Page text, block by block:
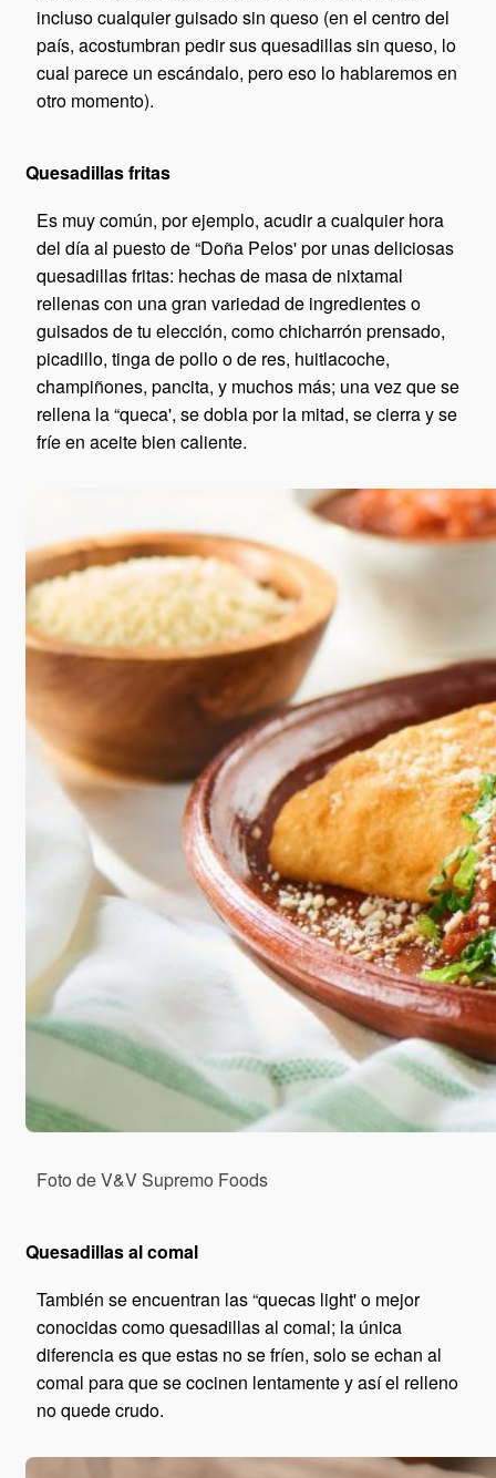
incluso cualquier guisado sin queso (en el centro del
país, acostumbran pedir sus quesadillas sin queso, lo
cual parece un escándalo, pero eso lo hablaremos en
otro momento).
Quesadillas fritas
Es muy común, por ejemplo, acudir a cualquier hora
del día al puesto de “Doña Pelos' por unas deliciosas
quesadillas fritas: hechas de masa de nixtamal
rellenas con una gran variedad de ingredientes o
guisados de tu elección, como chicharrón prensado,
picadillo, tinga de pollo o de res, huitlacoche,
champiñones, pancita, y muchos más; una vez que se
rellena la “queca', se dobla por la mitad, se cierra y se
fríe en aceite bien caliente.
Foto de V&V Supremo Foods
Quesadillas al comal
También se encuentran las “quecas light' o mejor
conocidas como quesadillas al comal; la única
diferencia es que estas no se fríen, solo se echan al
comal para que se cocinen lentamente y así el relleno
no quede crudo.